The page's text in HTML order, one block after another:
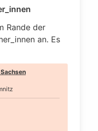
Rande der
an. Es